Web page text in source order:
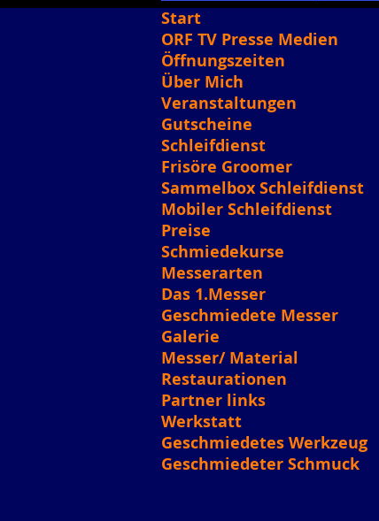
Start
ORF TV Presse Medien
Öffnungszeiten
Über Mich
Veranstaltungen
Gutscheine
Schleifdienst
Frisöre Groomer
Sammelbox Schleifdienst
Mobiler Schleifdienst
Preise
Schmiedekurse
Messerarten
Das 1.Messer
Geschmiedete Messer
Galerie
Messer/ Material
Restaurationen
Partner links
Werkstatt
Geschmiedetes Werkzeug
Geschmiedeter Schmuck